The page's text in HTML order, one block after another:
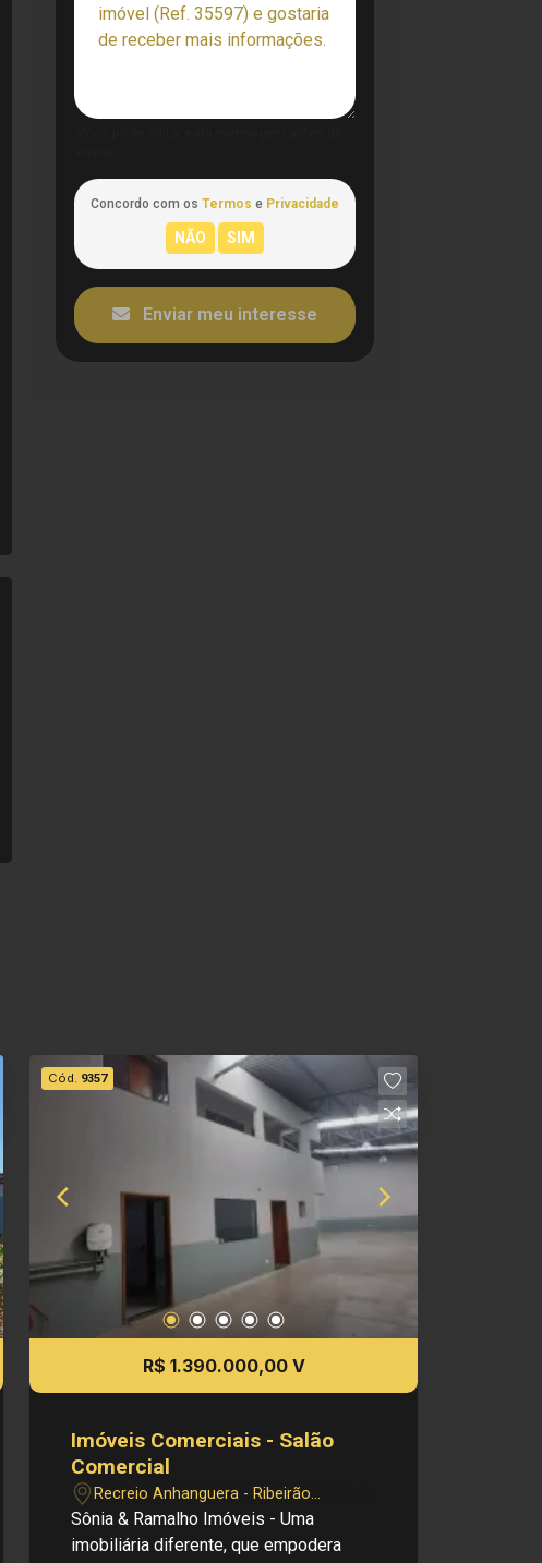
Concordo com os Termos e Privacidade
Enviar meu interesse
Cód. 9357
R$ 1.390.000,00 V
Imóveis Comerciais - Salão
Comercial
Recreio Anhanguera - Ribeirão
Preto/SP
Sônia & Ramalho Imóveis - Uma
imobiliária diferente, que empodera